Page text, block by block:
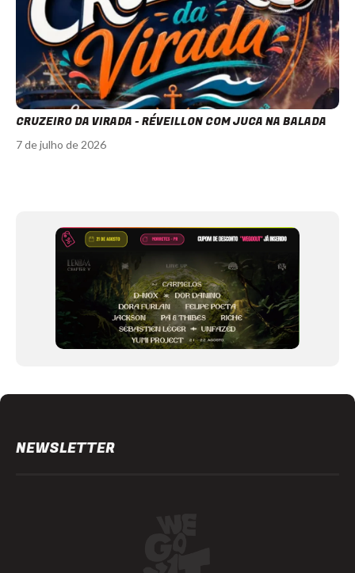
CRUZEIRO DA VIRADA - RÉVEILLON COM JUCA NA BALADA
7 de julho de 2026
NEWSLETTER